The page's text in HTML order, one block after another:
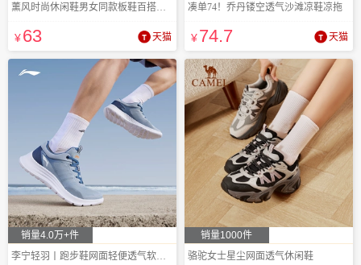
薰风时尚休闲鞋男女同款板鞋百搭运动鞋
¥63 天猫
凑单74！乔丹镂空透气沙滩凉鞋凉拖
¥74.7 天猫
销量4.0万+件
李宁轻羽丨跑步鞋网面轻便透气软底减震回弹
销量1000件
骆驼女士星尘网面透气休闲鞋